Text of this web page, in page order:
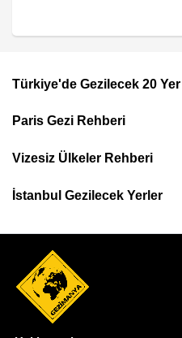
Footer
Top
Menu
Türkiye'de Gezilecek 20 Yer
Paris Gezi Rehberi
Vizesiz Ülkeler Rehberi
İstanbul Gezilecek Yerler